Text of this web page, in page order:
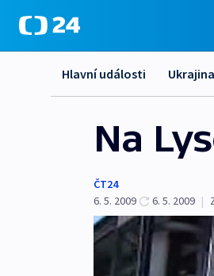
Hlavní události Ukrajina
Na
ČT24
6. 5. 2009
6. 5. 2009 |